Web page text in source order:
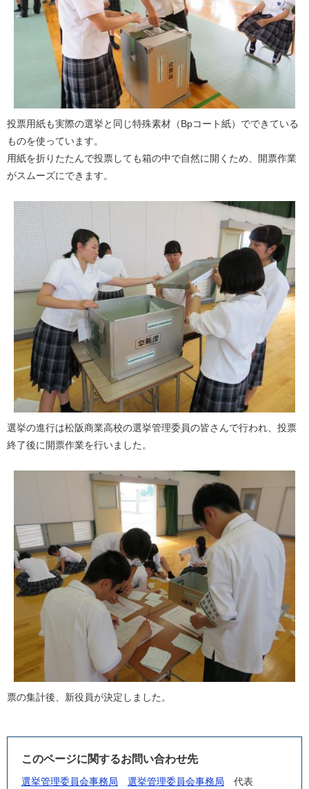
投票用紙も実際の選挙と同じ特殊素材（Bpコート紙）でできている
ものを使っています。
用紙を折りたたんで投票しても箱の中で自然に開くため、開票作業
がスムーズにできます。
選挙の進行は松阪商業高校の選挙管理委員の皆さんで行われ、投票
終了後に開票作業を行いました。
票の集計後、新役員が決定しました。
このページに関するお問い合わせ先
選挙管理委員会事務局 選挙管理委員会事務局
代表